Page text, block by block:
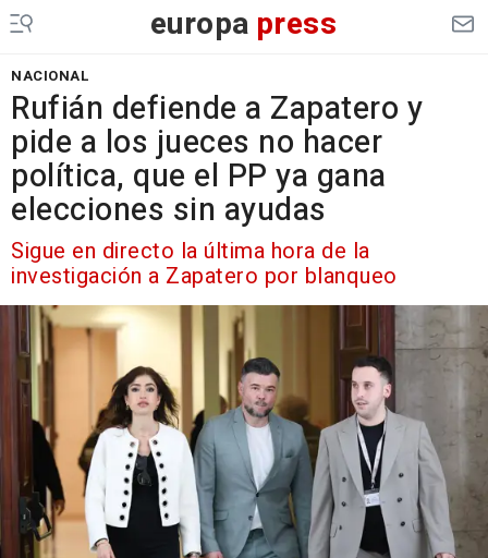
europa press
NACIONAL
Rufián defiende a Zapatero y
pide a los jueces no hacer
política, que el PP ya gana
elecciones sin ayudas
Sigue en directo la última hora de la
investigación a Zapatero por blanqueo